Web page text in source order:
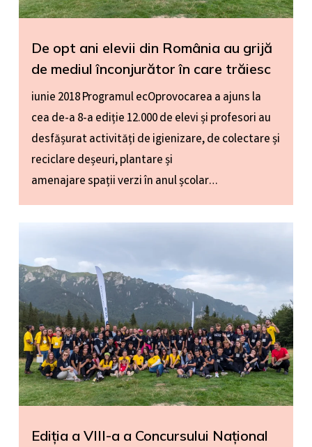
De opt ani elevii din România au grijă
de mediul înconjurător în care trăiesc
iunie 2018 Programul ecOprovocarea a ajuns la
cea de-a 8-a ediție 12.000 de elevi și profesori au
desfășurat activități de igienizare, de colectare și
reciclare deșeuri, plantare și
amenajare spații verzi în anul școlar…
Ediția a VIII-a a Concursului Național